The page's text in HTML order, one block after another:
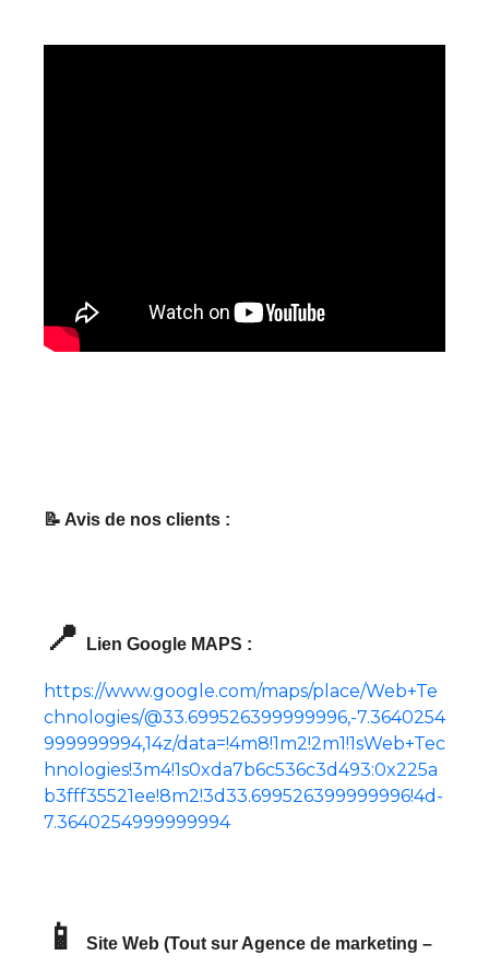
📝 Avis de nos clients :
📍 Lien Google MAPS :
https://www.google.com/maps/place/Web+Te
chnologies/@33.699526399999996,-7.3640254
999999994,14z/data=!4m8!1m2!2m1!1sWeb+Tec
hnologies!3m4!1s0xda7b6c536c3d493:0x225a
b3fff35521ee!8m2!3d33.699526399999996!4d-
7.3640254999999994
📱 Site Web (Tout sur Agence de marketing –